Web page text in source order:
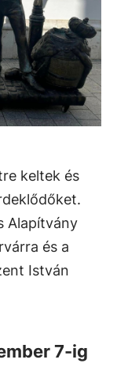
keltek és
Alapítvány
és a
István
7-ig